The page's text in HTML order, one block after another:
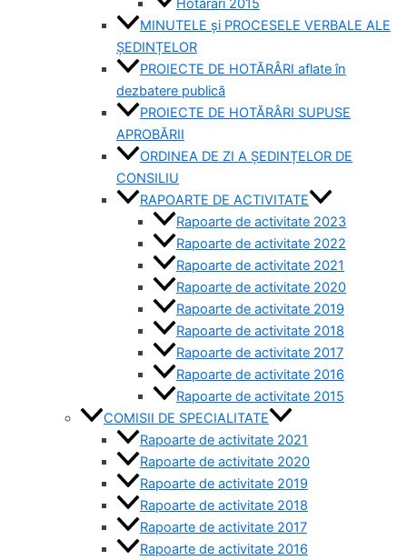
MINUTELE și PROCESELE VERBALE ALE
ȘEDINȚELOR
PROIECTE DE HOTĂRÂRI aflate în
dezbatere publică
PROIECTE DE HOTĂRÂRI SUPUSE
APROBĂRII
ORDINEA DE ZI A ȘEDINȚELOR DE
CONSILIU
RAPOARTE DE ACTIVITATE
Rapoarte de activitate 2023
Rapoarte de activitate 2022
Rapoarte de activitate 2021
Rapoarte de activitate 2020
Rapoarte de activitate 2019
Rapoarte de activitate 2018
Rapoarte de activitate 2017
Rapoarte de activitate 2016
Rapoarte de activitate 2015
COMISII DE SPECIALITATE
Rapoarte de activitate 2021
Rapoarte de activitate 2020
Rapoarte de activitate 2019
Rapoarte de activitate 2018
Rapoarte de activitate 2017
Rapoarte de activitate 2016